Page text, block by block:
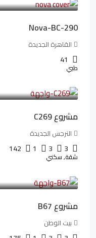
Nova-BC-290
القاهرة الجديدة
41
طبي
مشروع C269
النرجس الجديدة
3
3
1
142
شقة, سكني
مشروع B67
بيت الوطن